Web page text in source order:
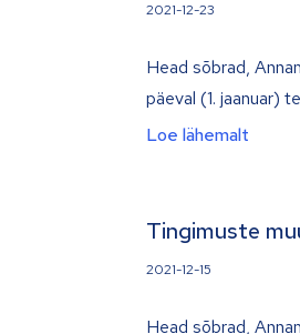
2021-12-23
Head sõbrad,
päeval (1. jaanuar)
Loe lähemalt
Tingimuste
2021-12-15
Head sõbrad,